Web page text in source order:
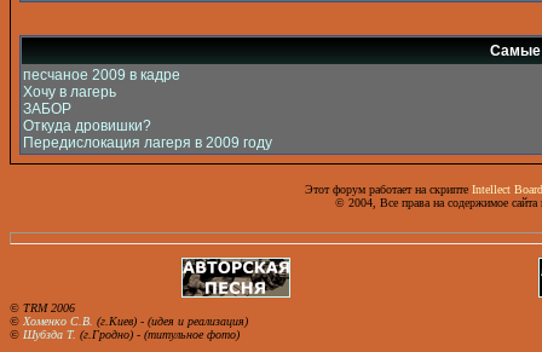
Самые
песчаное 2009 в кадре
Хочу в лагерь
ЗАБОР
Откуда дровишки?
Передислокация лагеря в 2009 году
Этот форум работает на скрипте Intellect Board
© 2004, Все права на содержимое сайта
© TRM 2006
© Хоменко С.В. (г.Киев) - (идея и реализация)
© Шубзда Т. (г.Гродно) - (титульное фото)